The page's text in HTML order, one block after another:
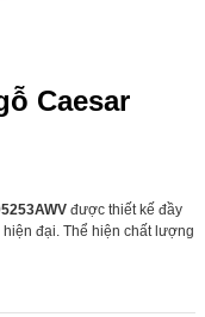
Caesar
được thiết kế đầy
đại. Thể hiện chất lượng